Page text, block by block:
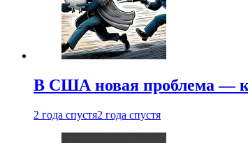
В США новая проблема —
2 года спустя2 года спустя